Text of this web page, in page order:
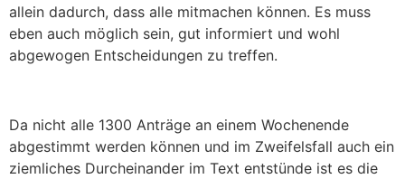
allein dadurch, dass alle mitmachen können. Es muss
eben auch möglich sein, gut informiert und wohl
abgewogen Entscheidungen zu treffen.
Da nicht alle 1300 Anträge an einem Wochenende
abgestimmt werden können und im Zweifelsfall auch ein
ziemliches Durcheinander im Text entstünde ist es die